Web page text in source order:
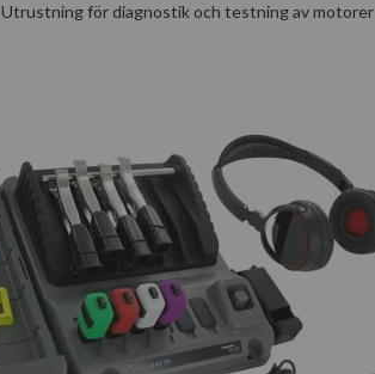
Utrustning för diagnostik och testning av motorer